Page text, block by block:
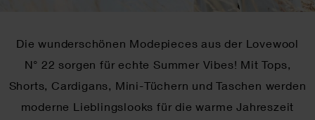
Die wunderschönen Modepieces aus der Lovewool
N° 22 sorgen für echte Summer Vibes! Mit Tops,
Shorts, Cardigans, Mini-Tüchern und Taschen werden
moderne Lieblingslooks für die warme Jahreszeit